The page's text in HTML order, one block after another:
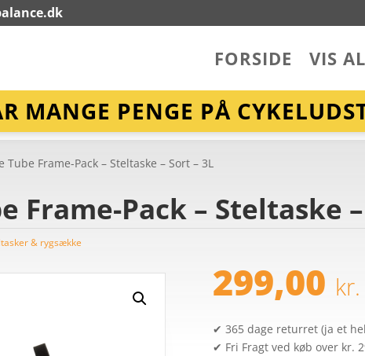
FORSIDE VIS
MANGE PENGE PÅ
Tube Frame-Pack – Steltaske – Sort – 3L
Frame-Pack – Steltaske
& rygsække
299,00 kr.
✔ 365 dage returret (ja et
✔ Fri Fragt ved køb over kr.